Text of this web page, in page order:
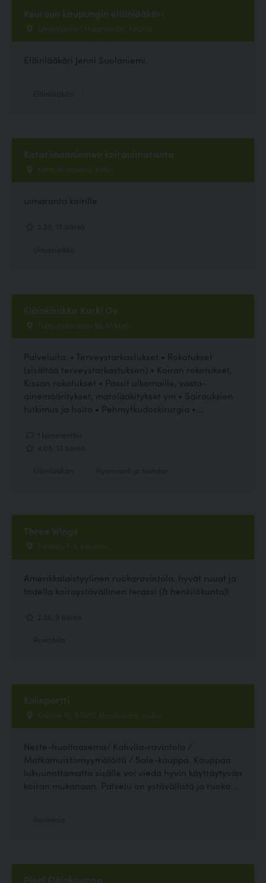
Keuruun kaupungin eläinlääkäri
Leppäläntie 1 Haapamäki, Keuruu
Eläinlääkäri Jenni Suolaniemi.
Katariinanniemen koirauimaranta
Katariinanniemi, Kotka
uimaranta koirille
Eläinklinikka Kurki Oy
Tuppuralankatu 36, Mikkeli
Palveluita: • Terveystarkastukset • Rokotukset
(sisältää terveystarkastuksen) • Koiran rokotukset,
Kissan rokotukset • Passit ulkomaille, vasta-
ainemääritykset, matolääkitykset ym • Sairauksien
tutkimus ja hoito • Pehmytkudoskirurgia •...
Three Wings
Torikatu 1-3, Kouvola
Amerikkalaistyylinen ruokaravintola, hyvät ruuat ja
todella koiraystävällinen terassi (& henkilökunta)!
Kolinportti
Kolintie 10, 83950 Ahmovaara, Juuka
Neste-huoltoasema/ Kahvila-ravintola /
Matkamuistomyymälöitä / Sale-kauppa. Kauppaa
lukuunottamatta sisälle voi viedä hyvin käyttäytyvän
koiran mukanaan. Palvelu on ystävällistä ja ruoka...
Pieni Eläinkauppa